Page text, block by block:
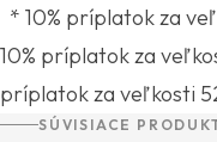
* 10% príplatok za
10% príplatok za
príplatok za veľkosti
SÚVISIACE